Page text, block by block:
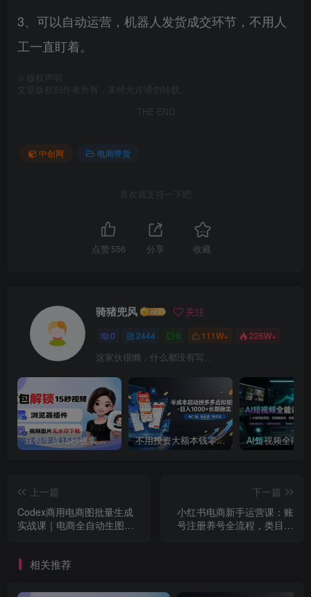
3、可以自动运营，机器人发货成交环节，不用人
工一直盯着。
版权声明
文章版权归作者所有，未经允许请勿转载。
THE END
中创网 电商带货
喜欢就支持一下吧
点赞 556 分享 收藏
骑猪兜风 关注
0 2444 0 111W+ 226W+
这家伙很懒，什么都没有写...
豆包生成15秒视频——浏览器插件：豆包/Dola 视频图片无水印下载 + 解锁15秒视频生成 不用投资大额本钱零成本启动，做拼多多虚拟矩阵，长期稳定！轻松维持日入 1000
上一篇
Codex商用电商图批量生成
实战课｜电商全自动生图
下一篇
小红书电商新手运营课：账
号注册养号全流程，类目选
相关推荐